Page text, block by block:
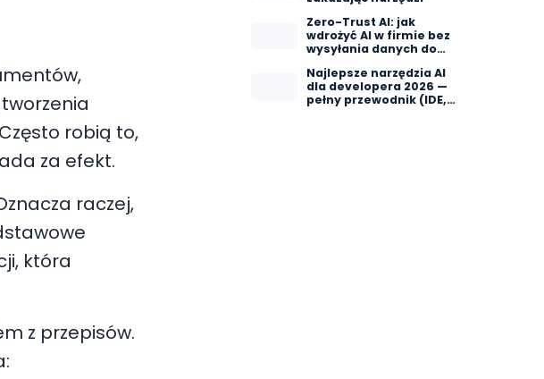
robią to,
za efekt.
raczej,
która
z przepisów.
Zero-Trust AI: jak
wdrożyć AI w firmie bez
wysyłania danych do
Najlepsze narzędzia AI
dla developera 2026 —
pełny przewodnik (IDE,